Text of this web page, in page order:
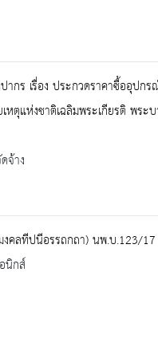
ากร เรื่อง ประกวดราคาซื้ออุปก
หตุแห่งชาติเฉลิมพระเกียรติ พร
จ้าง
คลทีปนีอรรถกถา) นพ.บ.123/
นิกส์